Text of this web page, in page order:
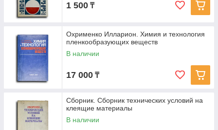
1 500 ₸
Охрименко Илларион. Химия и технология
пленкообразующих веществ
В наличии
17 000 ₸
Сборник. Сборник технических условий на
клеящие материалы
В наличии